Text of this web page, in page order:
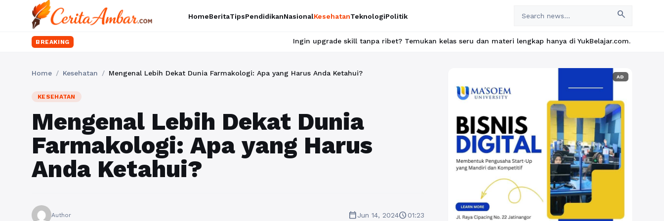
HomeBeritaTipsPendidikanNasionalKesehatanTeknologiPolitik search
BREAKING Ingin upgrade skill tanpa ribet? Temukan kelas seru dan materi lengkap hanya di YukBelajar.com. Mulai langkah
Home / Kesehatan / Mengenal Lebih Dekat Dunia Farmakologi: Apa yang Harus Anda Ketahui?
KESEHATAN
Mengenal Lebih Dekat Dunia
Farmakologi: Apa yang Harus
Anda Ketahui?
Author calendar_todayJun 14, 2024schedule01:23
AD